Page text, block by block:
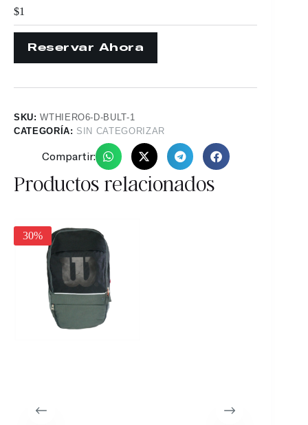
$1
SKU:WTHIERO6-D-BULT-1
CATEGORÍA: SIN CATEGORIZAR
Compartir:
Productos relacionados
30%